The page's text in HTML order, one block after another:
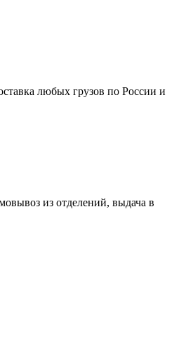
любых грузов по России и
из отделений, выдача в